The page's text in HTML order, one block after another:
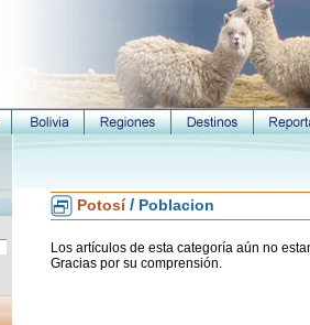
Potosí/ Poblacion
Los artículos de esta categoría aún no
Gracias por su comprensión.